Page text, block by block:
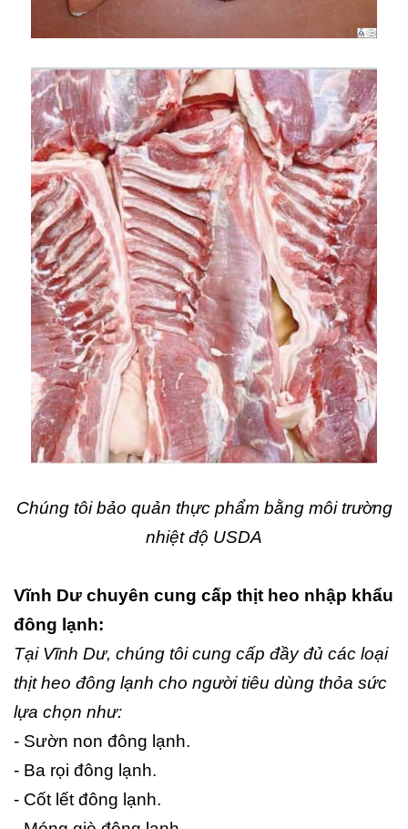
Chúng tôi bảo quản thực phẩm bằng môi trường
nhiệt độ USDA
Vĩnh Dư chuyên cung cấp thịt heo nhập khẩu
đông lạnh:
Tại Vĩnh Dư, chúng tôi cung cấp đầy đủ các loại
thịt heo đông lạnh cho người tiêu dùng thỏa sức
lựa chọn như:
- Sườn non đông lạnh.
- Ba rọi đông lạnh.
- Cốt lết đông lạnh.